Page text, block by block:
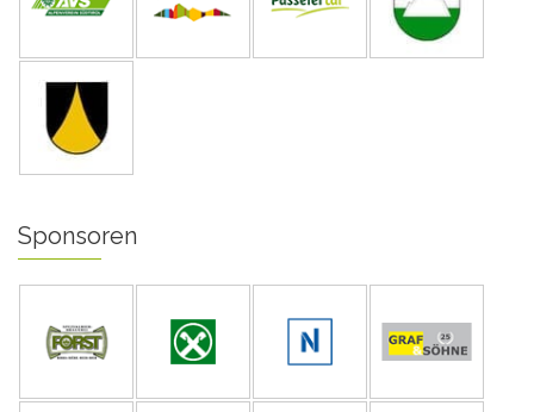
Sponsoren